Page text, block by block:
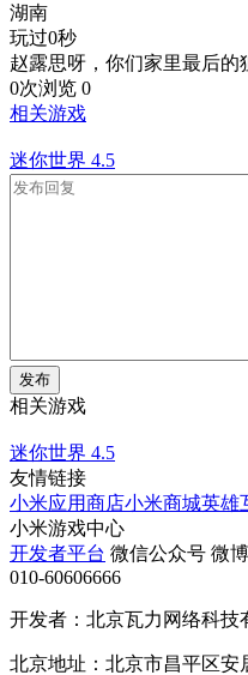
湖南
玩过0秒
赵露思呀，你们家里最后的
0次浏览 0
相关游戏
迷你世界 4.5
发布
相关游戏
迷你世界 4.5
友情链接
小米应用商店小米商城英雄
小米游戏中心
开发者平台 微信公众号 微
010-60606666
开发者：北京瓦力网络科技
北京地址：北京市昌平区安